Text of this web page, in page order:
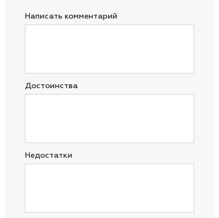
Написать комментарий
Достоинства
Недостатки